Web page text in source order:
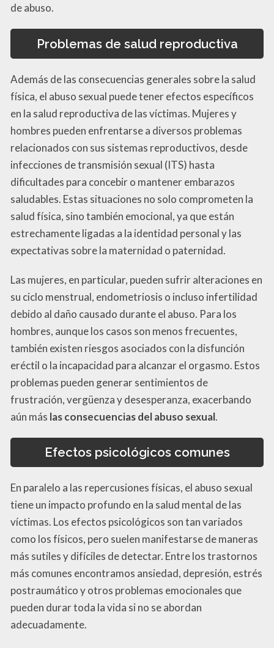
de abuso.
Problemas de salud reproductiva
Además de las consecuencias generales sobre la salud
física, el abuso sexual puede tener efectos específicos
en la salud reproductiva de las víctimas. Mujeres y
hombres pueden enfrentarse a diversos problemas
relacionados con sus sistemas reproductivos, desde
infecciones de transmisión sexual (ITS) hasta
dificultades para concebir o mantener embarazos
saludables. Estas situaciones no solo comprometen la
salud física, sino también emocional, ya que están
estrechamente ligadas a la identidad personal y las
expectativas sobre la maternidad o paternidad.
Las mujeres, en particular, pueden sufrir alteraciones en
su ciclo menstrual, endometriosis o incluso infertilidad
debido al daño causado durante el abuso. Para los
hombres, aunque los casos son menos frecuentes,
también existen riesgos asociados con la disfunción
eréctil o la incapacidad para alcanzar el orgasmo. Estos
problemas pueden generar sentimientos de
frustración, vergüenza y desesperanza, exacerbando
aún más las consecuencias del abuso sexual.
Efectos psicológicos comunes
En paralelo a las repercusiones físicas, el abuso sexual
tiene un impacto profundo en la salud mental de las
víctimas. Los efectos psicológicos son tan variados
como los físicos, pero suelen manifestarse de maneras
más sutiles y difíciles de detectar. Entre los trastornos
más comunes encontramos ansiedad, depresión, estrés
postraumático y otros problemas emocionales que
pueden durar toda la vida si no se abordan
adecuadamente.